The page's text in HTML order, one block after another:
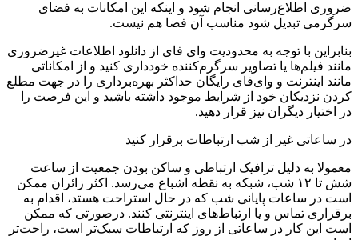
ضروری اطلاع‌رسانی انجام شود و اینکه این امکانات به فضای
سرگرمی تبدیل شود مناسب آن فضا هم نیست.
بنابراین با توجه به محدودیت وای فای از دانلود اطلاعات غیرضروری
مانند فیلم‌ها یا تصاویر سرگرم‌کننده خودداری کنید و از امکاناتی
مانند اینترنت و وای‌فای رایگان حداکثر بهره‌برداری را در جهت مطلع
کردن نزدیکان خود از شرایط موجود داشته باشید و این فرصت را
در اختیار دیگران نیز قرار دهید.
در ساعاتی غیر از شب ارتباطات برقرار کنید
معمولا به دلیل ترافیک ارتباطی و ساکن بودن جمعیت از ساعت
شش تا ۱۲ شب، شبکه به نقطه اشباع می‌رسد. اکثر زائران ممکن
است در ساعات پایانی شب که در حال استراحت هستد، اقدام به
برقراری تماس و یا ارتباط‌های اینترنتی کنند. درصورتی که ممکن
است این کار در ساعاتی از روز که ارتباطات سبک‌تر است، راحت‌تر